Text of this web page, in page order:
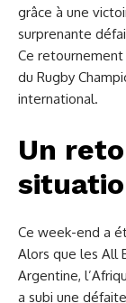
grâce à une
surprenante
Ce
du Rugby
international.
Un
Ce week-end a
Alors que les All
Argentine,
a subi une